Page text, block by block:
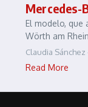
Mercedes-
El modelo, que
Wörth am
Claudia
Read More